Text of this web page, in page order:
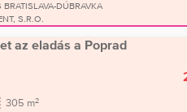
DÚBRAVKA
S.R.O.
az eladás a Poprad
305 m2